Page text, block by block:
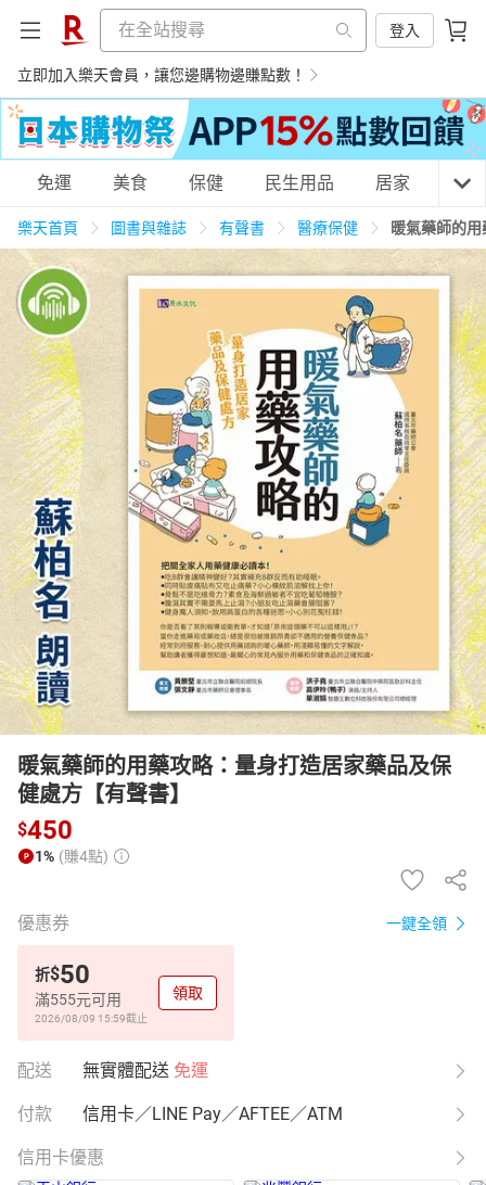
登入
立即加入樂天會員，讓您邊購物邊賺點數！
購物網分類
天天免運 美食蛋糕 養生保健 民生用品
居家生活 3C家電 運動休閒 親子玩具
女裝 男裝 化妝保養 情趣用品
日本購物 電子/紙本書
HOT
免運 美食 保健 民生用品 居家 3C
樂天首頁 圖書與雜誌 有聲書 醫療保健 暖氣藥師的
暖氣藥師的用藥攻略：量身打造居家藥品及保
健處方【有聲書】
$450
1% (賺4點)
優惠券 一鍵全領
折$50
滿555元可用
2026/08/09 15:59截止
領取
配送 無實體配送 免運
付款 信用卡／LINE Pay／AFTEE／ATM
信用卡優惠